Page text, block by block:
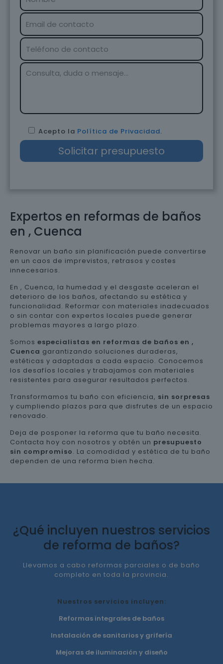
Expertos en reformas de baños
en , Cuenca
Renovar un baño sin planificación puede convertirse
en un caos de imprevistos, retrasos y costes
innecesarios.
En , Cuenca, la humedad y el desgaste aceleran el
deterioro de los baños, afectando su estética y
funcionalidad. Reformar con materiales inadecuados
o sin contar con expertos locales puede generar
problemas mayores a largo plazo.
Somos especialistas en reformas de baños en ,
Cuenca garantizando soluciones duraderas,
estéticas y adaptadas a cada espacio. Conocemos
los desafíos locales y trabajamos con materiales
resistentes para asegurar resultados perfectos.
Transformamos tu baño con eficiencia, sin sorpresas
y cumpliendo plazos para que disfrutes de un espacio
renovado.
Deja de posponer la reforma que tu baño necesita.
Contacta hoy con nosotros y obtén un presupuesto
sin compromiso. La comodidad y estética de tu baño
dependen de una reforma bien hecha.
Acepto la Política de Privacidad.
¿Qué incluyen nuestros servicios
de reforma de baños?
Llevamos a cabo reformas parciales o de baño
completo en toda la provincia.
Nuestros servicios incluyen:
Reformas integrales de baños
Instalación de sanitarios y grifería
Mejoras de iluminación y diseño